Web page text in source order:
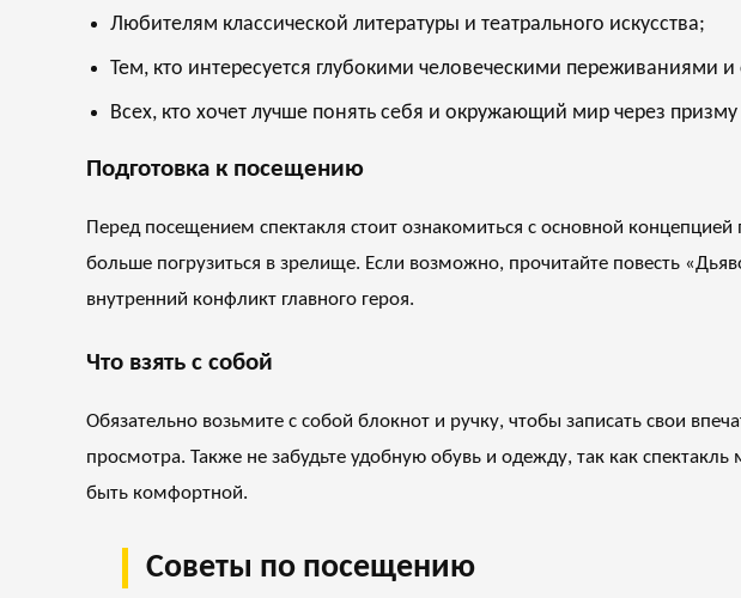
Любителям классической литературы и театрального искусства;
Тем, кто интересуется глубокими человеческими переживаниями
Всех, кто хочет лучше понять себя и окружающий мир через призму
Подготовка к посещению
Перед посещением спектакля стоит ознакомиться с основной
больше погрузиться в зрелище. Если возможно, прочитайте повесть
внутренний конфликт главного героя.
Что взять с собой
Обязательно возьмите с собой блокнот и ручку, чтобы записать свои
просмотра. Также не забудьте удобную обувь и одежду, так как
быть комфортной.
Советы по посещению